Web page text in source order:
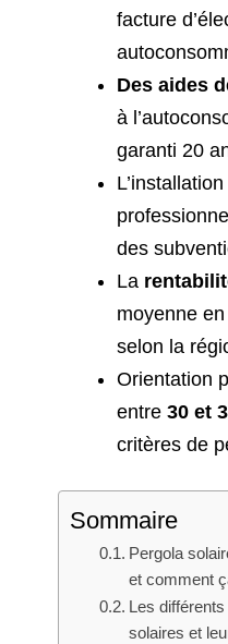
facture
Des aides
à
garanti 20
professionnel
des
La
moyenne
selon la
Orientation
entre30 et
critères de
Sommaire
Pergola
et comment
Les
solaires et